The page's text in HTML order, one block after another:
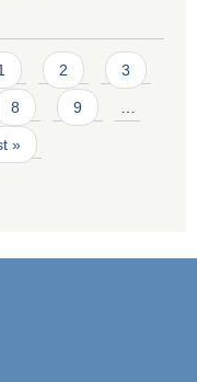
2 3
8 9
»